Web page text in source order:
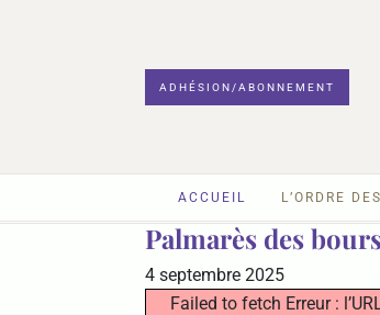
ADHÉSION/ABONNEMENT
ACCUEIL L’ORDRE
Palmarès des
4 septembre 2025
Failed to fetch Erreur :